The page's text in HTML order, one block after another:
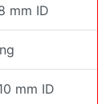
mm ID
mm ID